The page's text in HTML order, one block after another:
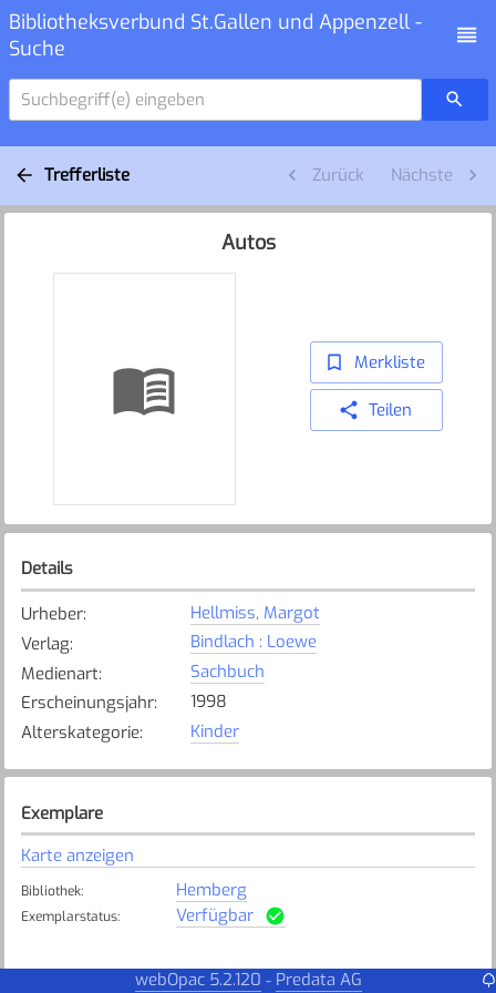
Bibliotheksverbund St.Gallen und Appenzell -
Suche
Suchbegriff(e) eingeben
Trefferliste Zurück Nächste
Autos
Merkliste
Teilen
Details
Urheber:
Hellmiss, Margot
Verlag:
Bindlach : Loewe
Medienart:
Sachbuch
Erscheinungsjahr:
1998
Alterskategorie: Kinder
Exemplare
Karte anzeigen
Bibliothek: Hemberg
Exemplarstatus: Verfügbar
webOpac 5.2.120 - Predata AG